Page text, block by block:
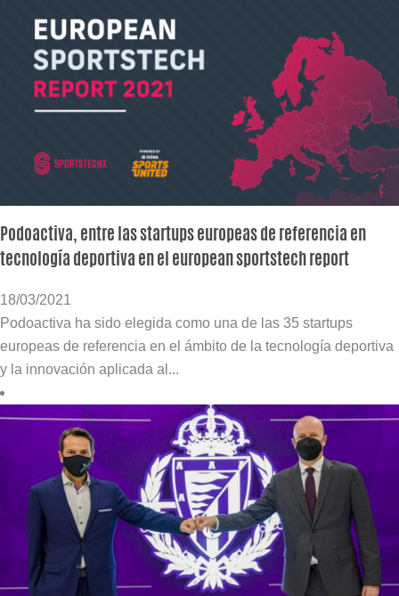
Podoactiva, entre las startups europeas de referencia en
tecnología deportiva en el european sportstech report
18/03/2021
Podoactiva ha sido elegida como una de las 35 startups
europeas de referencia en el ámbito de la tecnología deportiva
y la innovación aplicada al...